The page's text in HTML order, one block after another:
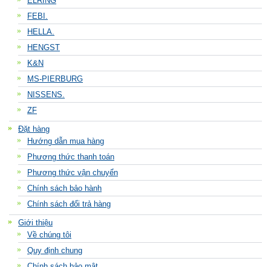
FEBI.
HELLA.
HENGST
K&N
MS-PIERBURG
NISSENS.
ZF
Đặt hàng
Hướng dẫn mua hàng
Phương thức thanh toán
Phương thức vận chuyển
Chính sách bảo hành
Chính sách đổi trả hàng
Giới thiệu
Về chúng tôi
Quy định chung